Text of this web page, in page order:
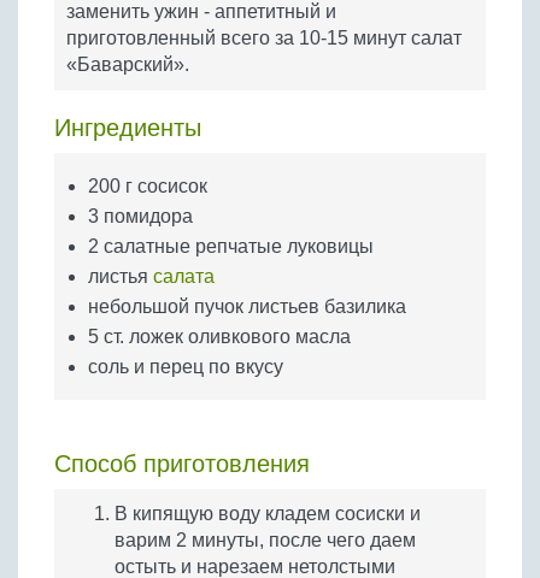
Бобовые
Яйца
заменить ужин - аппетитный и
приготовленный всего за 10-15 минут салат
«Баварский».
Ингредиенты
200 г сосисок
3 помидора
2 салатные репчатые луковицы
листья салата
небольшой пучок листьев базилика
5 ст. ложек оливкового масла
соль и перец по вкусу
Способ приготовления
В кипящую воду кладем сосиски и
варим 2 минуты, после чего даем
остыть и нарезаем нетолстыми